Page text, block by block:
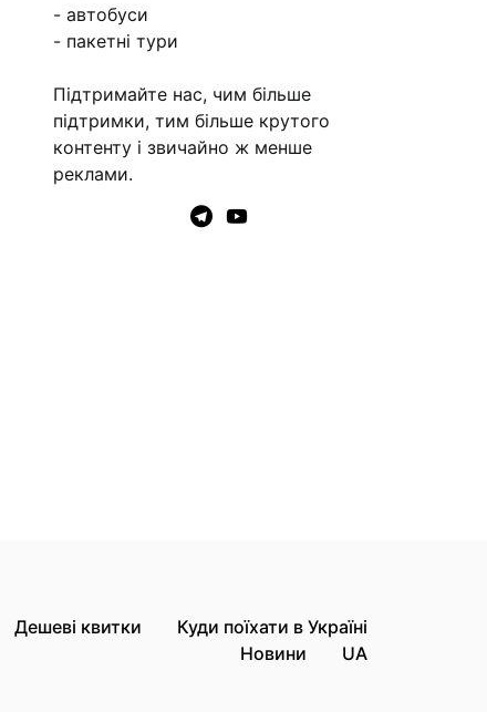
- автобуси
- пакетні тури
Підтримайте нас, чим більше
підтримки, тим більше крутого
контенту і звичайно ж менше
реклами.
Дешеві квитки
Куди поїхати в Україні
Новини
UA